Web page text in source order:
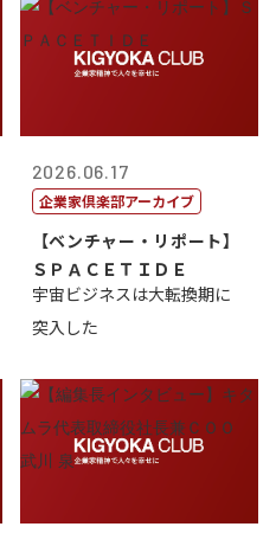
2026.06.17
企業家倶楽部アーカイブ
【ベンチャー・リポート】
ＳＰＡＣＥＴＩＤＥ
宇宙ビジネスは大転換期に
突入した